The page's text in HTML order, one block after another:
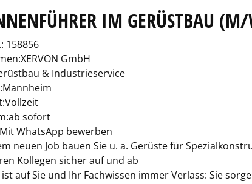
IM GERÜSTBAU
158856
GmbH
& Industrieservice
sofort
Mit WhatsApp bewerben
neuen Job bauen Sie u. a. Gerüste für
Kollegen sicher auf und ab
auf Sie und Ihr Fachwissen immer Verlass: Sie